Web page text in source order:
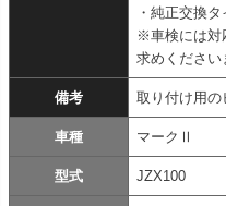
・純正交換
※車検には対
求めください
備考 取り付け用の
車種 マークⅡ
型式 JZX100